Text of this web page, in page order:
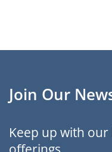
Join Our
Keep up with